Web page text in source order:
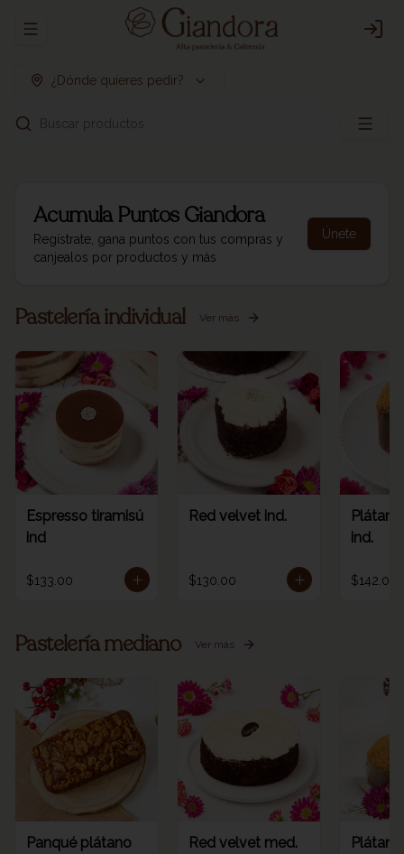
Abrir menu de navegación
¿Dónde quieres pedir?
Buscar productos
AcumulaPuntos Giandora
Regístrate, gana puntos con tus compras y
canjealos por productos y más
Únete
Pastelería individual Ver más
Espresso tiramisú
ind
$133.00
Red velvet ind.
$130.00
ind.
$142.00
Pastelería mediano Ver más
Panqué plátano
Red velvet med.